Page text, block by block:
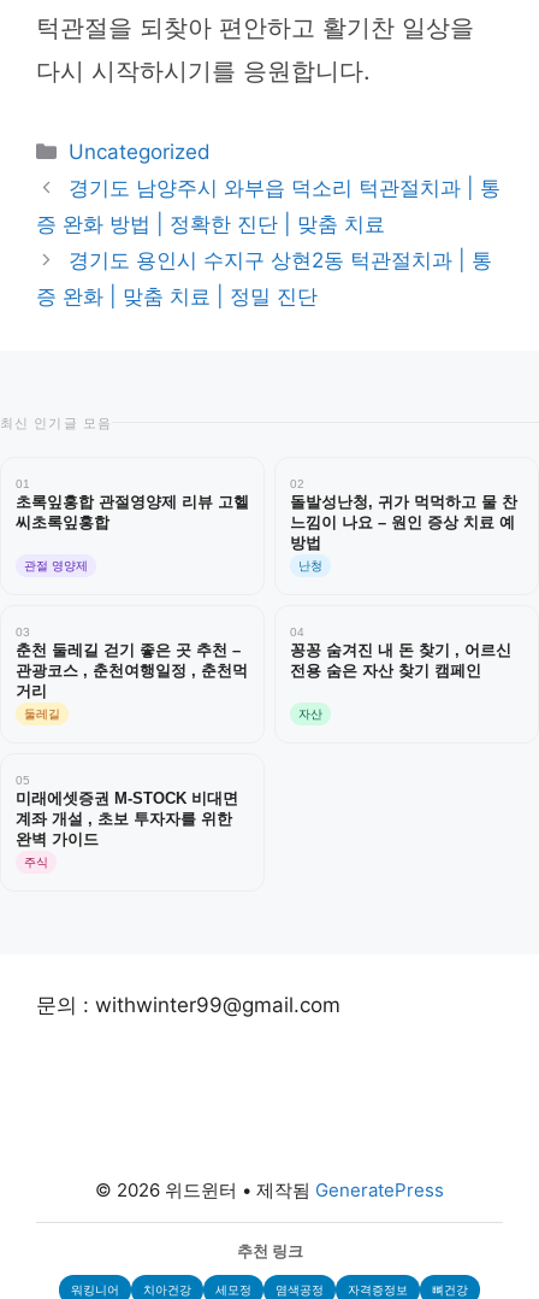
턱관절을 되찾아 편안하고 활기찬 일상을
다시 시작하시기를 응원합니다.
카
테
고
리
Uncategorized
경기도 남양주시 와부읍 덕소리 턱관절치과 | 통
증 완화 방법 | 정확한 진단 | 맞춤 치료
경기도 용인시 수지구 상현2동 턱관절치과 | 통
증 완화 | 맞춤 치료 | 정밀 진단
최신 인기글 모음
01
초록잎홍합 관절영양제 리뷰 고헬
씨초록잎홍합
관절 영양제
02
돌발성난청, 귀가 먹먹하고 물 찬
느낌이 나요 – 원인 증상 치료 예
방법
난청
03
춘천 둘레길 걷기 좋은 곳 추천 –
관광코스 , 춘천여행일정 , 춘천먹
거리
둘레길
04
꽁꽁 숨겨진 내 돈 찾기 , 어르신
전용 숨은 자산 찾기 캠페인
자산
05
미래에셋증권 M-STOCK 비대면
계좌 개설 , 초보 투자자를 위한
완벽 가이드
주식
문의 : withwinter99@gmail.com
© 2026 위드윈터 • 제작됨 GeneratePress
추천 링크
워킹니어 치아건강 세모정 염색공정 자격증정보 뼈건강